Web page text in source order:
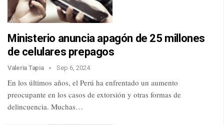
Ministerio anuncia apagón de 25 millones
de celulares prepagos
Valeria Tapia Sep 6, 2024
En los últimos años, el Perú ha enfrentado un aumento
preocupante en los casos de extorsión y otras formas de
delincuencia. Muchas…